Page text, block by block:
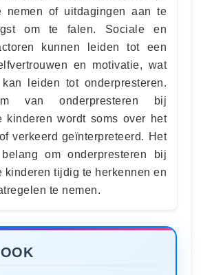
nemen of uitdagingen aan te
om te falen. Sociale en
kunnen leiden tot een
en motivatie, wat
leiden tot onderpresteren.
van onderpresteren bij
kinderen wordt soms over het
verkeerd geïnterpreteerd. Het
om onderpresteren bij
kinderen tijdig te herkennen en
te nemen.